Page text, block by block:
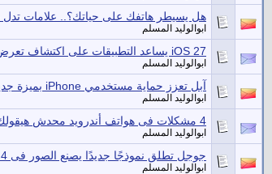
هل يسيطر هاتفك على حياتك؟.. علامات تدل
ابوالوليد المسلم
iOS 27 يساعد التطبيقات على اكتشاف تعرض المستخدم للاحتيال فى الوقت الفعلى
ابوالوليد المسلم
آبل تعزز حماية مستخدمي iPhone بميزة جديدة لاكتشاف عمليات الاحتيال في iOS 27
ابوالوليد المسلم
4 مشكلات فى هواتف أندرويد محدش هيقولك عليها لو هتغير من آيفون
ابوالوليد المسلم
جوجل تطلق نموذجًا جديدًا يصنع الصور فى 4 ثوانٍ
ابوالوليد المسلم